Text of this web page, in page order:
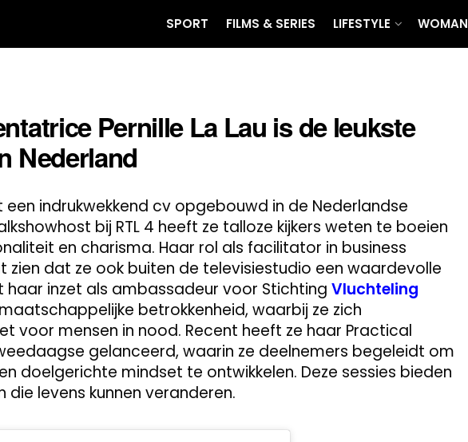
SPORT FILMS & SERIES LIFESTYLE WOMAN
Pernille La Lau is de leukste
Nederland
een indrukwekkend cv opgebouwd in de Nederlandse
bij RTL 4 heeft ze talloze kijkers weten te boeien
en charisma. Haar rol als facilitator in business
dat ze ook buiten de televisiestudio een waardevolle
haar inzet als ambassadeur voor Stichting Vluchteling
betrokkenheid, waarbij ze zich
voor mensen in nood. Recent heeft ze haar Practical
gelanceerd, waarin ze deelnemers begeleidt om
doelgerichte mindset te ontwikkelen. Deze sessies bieden
die levens kunnen veranderen.